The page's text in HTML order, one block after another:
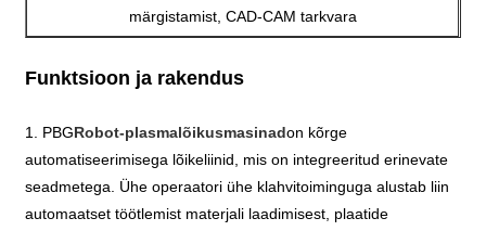
märgistamist, CAD-CAM tarkvara
Funktsioon ja rakendus
1. PBGRobot-plasmalõikusmasinadon kõrge
automatiseerimisega lõikeliinid, mis on integreeritud erinevate
seadmetega. Ühe operaatori ühe klahvitoiminguga alustab liin
automaatset töötlemist materjali laadimisest, plaatide